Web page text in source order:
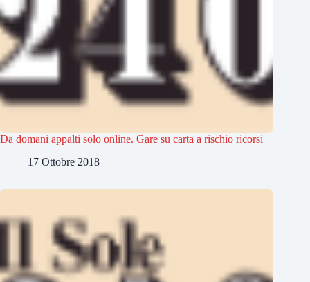
Da domani appalti solo online. Gare su carta a rischio ricorsi
17 Ottobre 2018